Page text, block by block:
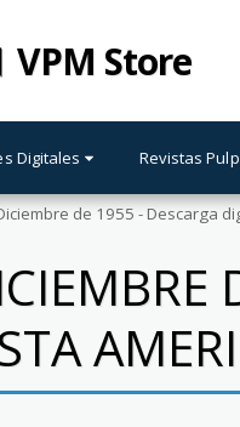
VPM Store
Digitales Revistas Pulp
de 1955 - Descarga